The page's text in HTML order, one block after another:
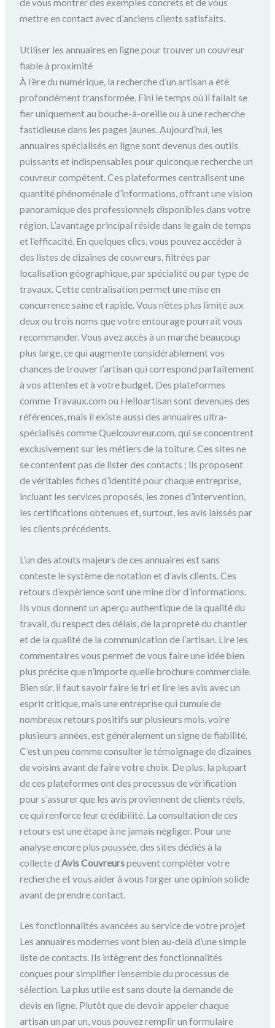
de vous montrer des exemples concrets et de vous
mettre en contact avec d’anciens clients satisfaits.
Utiliser les annuaires en ligne pour trouver un couvreur
fiable à proximité
À l’ère du numérique, la recherche d’un artisan a été
profondément transformée. Fini le temps où il fallait se
fier uniquement au bouche-à-oreille ou à une recherche
fastidieuse dans les pages jaunes. Aujourd’hui, les
annuaires spécialisés en ligne sont devenus des outils
puissants et indispensables pour quiconque recherche un
couvreur compétent. Ces plateformes centralisent une
quantité phénoménale d’informations, offrant une vision
panoramique des professionnels disponibles dans votre
région. L’avantage principal réside dans le gain de temps
et l’efficacité. En quelques clics, vous pouvez accéder à
des listes de dizaines de couvreurs, filtrées par
localisation géographique, par spécialité ou par type de
travaux. Cette centralisation permet une mise en
concurrence saine et rapide. Vous n’êtes plus limité aux
deux ou trois noms que votre entourage pourrait vous
recommander. Vous avez accès à un marché beaucoup
plus large, ce qui augmente considérablement vos
chances de trouver l’artisan qui correspond parfaitement
à vos attentes et à votre budget. Des plateformes
comme Travaux.com ou Helloartisan sont devenues des
références, mais il existe aussi des annuaires ultra-
spécialisés comme Quelcouvreur.com, qui se concentrent
exclusivement sur les métiers de la toiture. Ces sites ne
se contentent pas de lister des contacts ; ils proposent
de véritables fiches d’identité pour chaque entreprise,
incluant les services proposés, les zones d’intervention,
les certifications obtenues et, surtout, les avis laissés par
les clients précédents.
L’un des atouts majeurs de ces annuaires est sans
conteste le système de notation et d’avis clients. Ces
retours d’expérience sont une mine d’or d’informations.
Ils vous donnent un aperçu authentique de la qualité du
travail, du respect des délais, de la propreté du chantier
et de la qualité de la communication de l’artisan. Lire les
commentaires vous permet de vous faire une idée bien
plus précise que n’importe quelle brochure commerciale.
Bien sûr, il faut savoir faire le tri et lire les avis avec un
esprit critique, mais une entreprise qui cumule de
nombreux retours positifs sur plusieurs mois, voire
plusieurs années, est généralement un signe de fiabilité.
C’est un peu comme consulter le témoignage de dizaines
de voisins avant de faire votre choix. De plus, la plupart
de ces plateformes ont des processus de vérification
pour s’assurer que les avis proviennent de clients réels,
ce qui renforce leur crédibilité. La consultation de ces
retours est une étape à ne jamais négliger. Pour une
analyse encore plus poussée, des sites dédiés à la
collecte d’Avis Couvreurspeuvent compléter votre
recherche et vous aider à vous forger une opinion solide
avant de prendre contact.
Les fonctionnalités avancées au service de votre projet
Les annuaires modernes vont bien au-delà d’une simple
liste de contacts. Ils intègrent des fonctionnalités
conçues pour simplifier l’ensemble du processus de
sélection. La plus utile est sans doute la demande de
devis en ligne. Plutôt que de devoir appeler chaque
artisan un par un, vous pouvez remplir un formulaire